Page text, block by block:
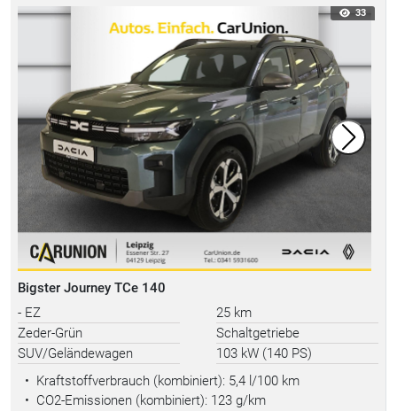
33
Bigster Journey TCe 140
- EZ
25 km
Zeder-Grün
Schaltgetriebe
SUV/Geländewagen
103 kW (140 PS)
•
Kraftstoffverbrauch (kombiniert): 5,4 l/100 km
• CO2-Emissionen (kombiniert): 123 g/km